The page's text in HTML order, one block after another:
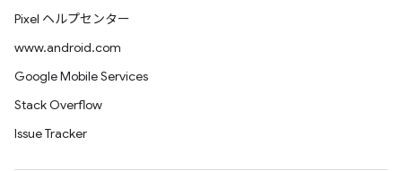
Pixel ヘルプセンター
www.android.com
Google Mobile Services
Stack Overflow
Issue Tracker